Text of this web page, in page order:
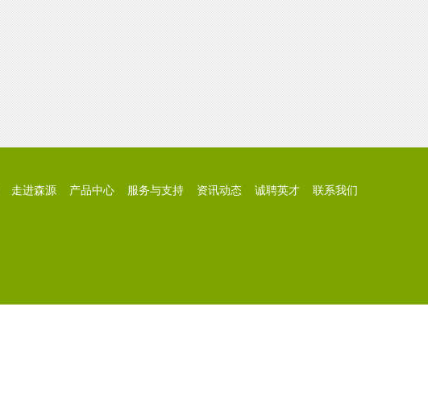
走进森源 产品中心 服务与支持 资讯动态 诚聘英才 联系我们